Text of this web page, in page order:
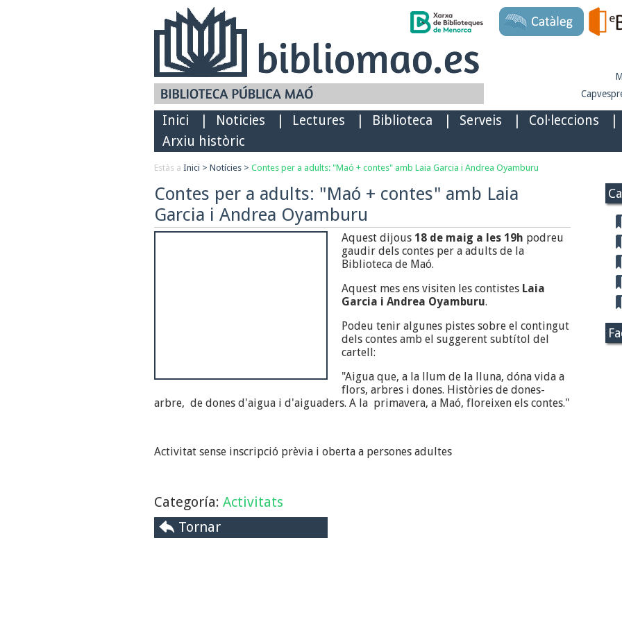
Inici Noticies Lectures Biblioteca Serveis Col·leccions
Arxiu històric
Estàs a Inici > Notícies > Contes per a adults: "Maó + contes" amb Laia Garcia i Andrea Oyamburu
Contes per a adults: "Maó + contes" amb Laia
Garcia i Andrea Oyamburu
Aquest dijous 18 de maig a les 19h podreu
gaudir dels contes per a adults de la
Biblioteca de Maó.
Aquest mes ens visiten les contistes Laia
Garcia i Andrea Oyamburu.
Podeu tenir algunes pistes sobre el contingut
dels contes amb el suggerent subtítol del
cartell:
"Aigua que, a la llum de la lluna, dóna vida a
flors, arbres i dones. Històries de dones-
arbre, de dones d'aigua i d'aiguaders. A la primavera, a Maó, floreixen els contes."
Activitat sense inscripció prèvia i oberta a persones adultes
Categoría: Activitats
Tornar